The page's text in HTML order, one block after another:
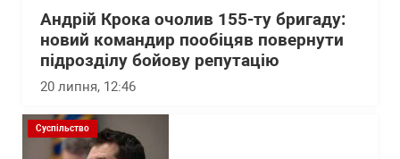
Андрій Крока очолив 155-ту бригаду:
новий командир пообіцяв повернути
підрозділу бойову репутацію
20 липня, 12:46
Суспільство